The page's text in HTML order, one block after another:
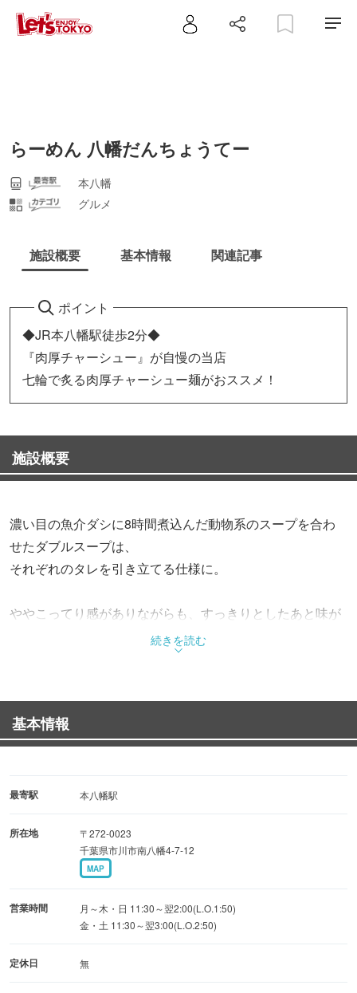
らーめん 八幡だんちょうてー
本八幡
グルメ
施設概要 基本情報 関連記事
ポイント
◆JR本八幡駅徒歩2分◆
『肉厚チャーシュー』が自慢の当店
七輪で炙る肉厚チャーシュー麺がおススメ！
施設概要
濃い目の魚介ダシに8時間煮込んだ動物系のスープを合わ
せたダブルスープは、
それぞれのタレを引き立てる仕様に。
ややこってり感がありながらも、すっきりとしたあと味が
食べ終えた後の満足度は十分！！
【おすすめ】
●濃厚味噌ラーメン 850円
●醤油ラーメン 680円
●醤油濃厚つけ麺 1000円
●自家製焼き餃子 450円【６ヶ】
なかなかないこの店だけの味わいを是非お楽しみくださ
い！！
シンプルでオシャレな器を使用し視覚でも楽しめるラーメ
ご来店お待ちしております！！
続きを読む
基本情報
最寄駅 本八幡駅
所在地
〒272-0023
千葉県市川市南八幡4-7-12
MAP
営業時間
月～木・日 11:30～翌2:00(L.O.1:50)
金・土 11:30～翌3:00(L.O.2:50)
定休日 無